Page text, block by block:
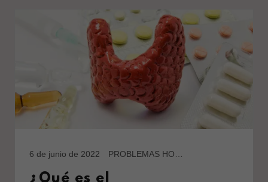
6 de junio de 2022